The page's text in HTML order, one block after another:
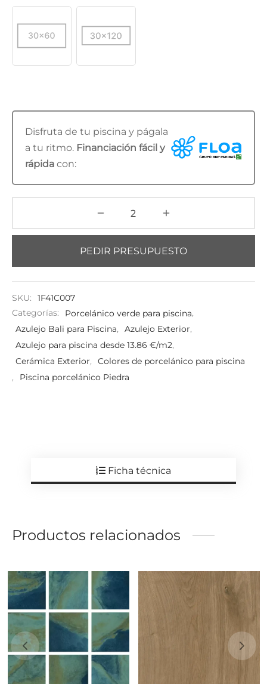
Disfruta de tu piscina y págala
a tu ritmo. Financiación fácil y
rápida con:
PEDIR PRESUPUESTO
SKU:
1F41C007
Categorías:
Porcelánico verde para piscina,
Azulejo Bali para Piscina, Azulejo Exterior,
Azulejo para piscina desde 13.86 €/m2,
Cerámica Exterior,
Colores de porcelánico para piscina
,
Piscina porcelánico Piedra
Ficha técnica
Productos relacionados